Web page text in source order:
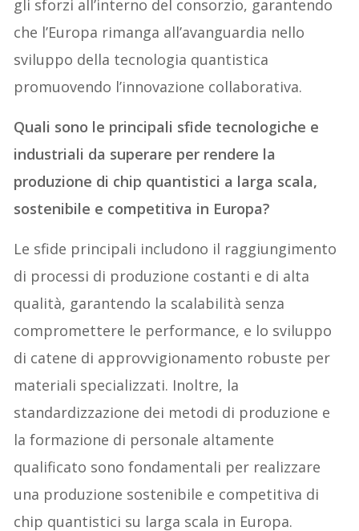
gli sforzi all’interno del consorzio, garantendo
che l’Europa rimanga all’avanguardia nello
sviluppo della tecnologia quantistica
promuovendo l’innovazione collaborativa.
Quali sono le principali sfide tecnologiche e
industriali da superare per rendere la
produzione di chip quantistici a larga scala,
sostenibile e competitiva in Europa?
Le sfide principali includono il raggiungimento
di processi di produzione costanti e di alta
qualità, garantendo la scalabilità senza
compromettere le performance, e lo sviluppo
di catene di approvvigionamento robuste per
materiali specializzati. Inoltre, la
standardizzazione dei metodi di produzione e
la formazione di personale altamente
qualificato sono fondamentali per realizzare
una produzione sostenibile e competitiva di
chip quantistici su larga scala in Europa.